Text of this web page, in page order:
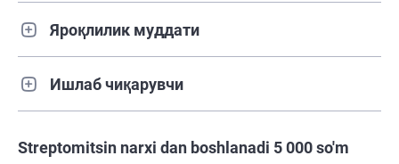
Яроқлилик муддати
Ишлаб чиқарувчи
Streptomitsin narxi dan boshlanadi 5 000 so'm